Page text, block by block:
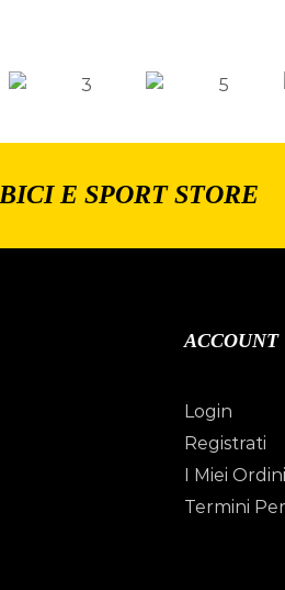
E SPORT STORE
ACCOUNT
Login
Registrati
I Miei Ordini
Termini